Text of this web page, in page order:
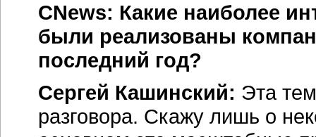
CNews: Какие наиболее
были реализованы
последний год?
Сергей Кашинский: Эта
разговора. Скажу лишь о